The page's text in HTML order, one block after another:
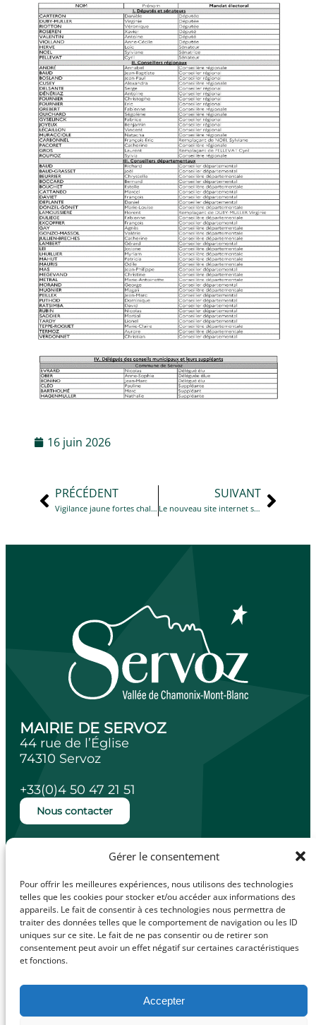
Gérer le consentement
Pour offrir les meilleures expériences, nous utilisons des technologies
telles que les cookies pour stocker et/ou accéder aux informations des
appareils. Le fait de consentir à ces technologies nous permettra de
traiter des données telles que le comportement de navigation ou les ID
uniques sur ce site. Le fait de ne pas consentir ou de retirer son
consentement peut avoir un effet négatif sur certaines caractéristiques
et fonctions.
Accepter
16 juin 2026
PRÉCÉDENT
Vigilance jaune fortes chaleurs
SUIVANT
Le nouveau site internet sera en ligne le lundi 29 juin
MAIRIE DE SERVOZ
44 rue de l’Église
74310 Servoz
+33(0)4 50 47 21 51
Nous contacter
Lundi, mardi, jeudi et vendredi de 14h à
Mercredi de 10h à 12h.
facebook